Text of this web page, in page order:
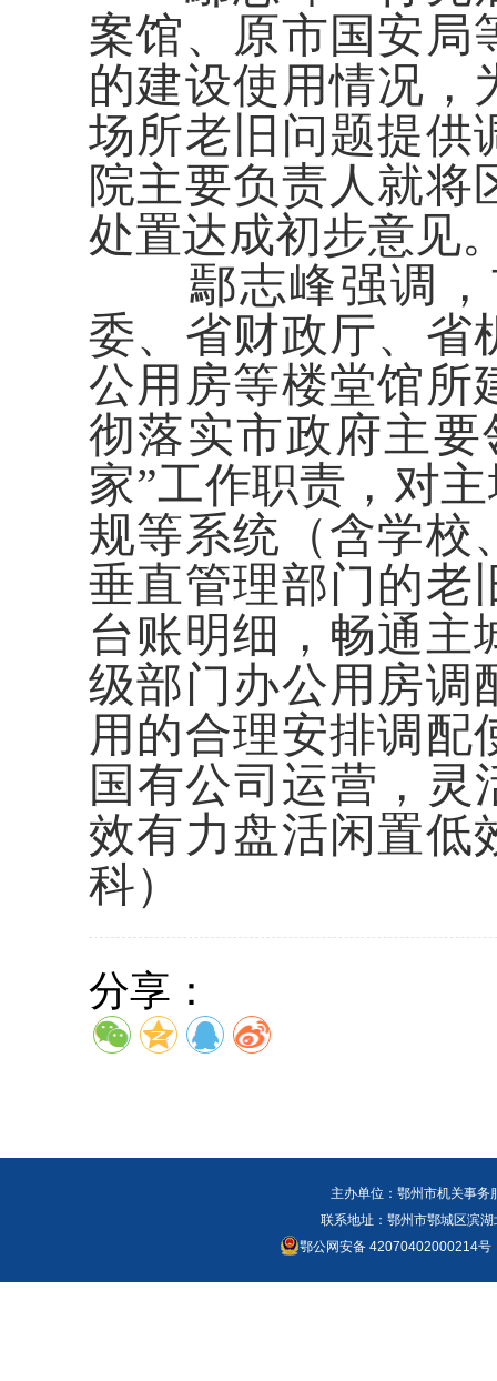
案馆、原市国安局
的建设使用情况，
场所老旧问题提供
院主要负责人就将
处置达成初步意见
鄢志峰强调
委、省财政厅、省
公用房等楼堂馆所
彻落实市政府主
家”工作职责，对
规等系统（含学校
垂直管理部门的老
台账明细， 畅通主
级部门办公用房调
用的合理安排调配
国有公司运营，灵
效有力盘活闲置低
科）
分享：
主办单位：鄂州市机关事
联系地址：鄂州市鄂城区滨
鄂公网安备 42070402000214号